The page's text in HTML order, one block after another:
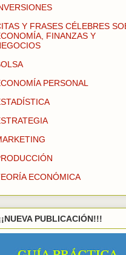
Y FRASES CÉLEBRES
FINANZAS Y
PERSONAL
ECONÓMICA
PUBLICACIÓN!!!